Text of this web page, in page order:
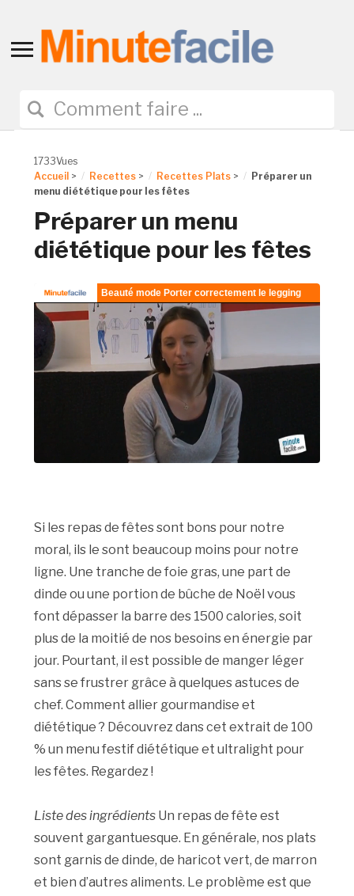
Toggle
navigation
1733Vues
Accueil > Recettes > Recettes Plats >
Préparer un
menu diététique pour les fêtes
Préparer un menu
diététique pour les fêtes
Si les repas de fêtes sont bons pour notre
moral, ils le sont beaucoup moins pour notre
ligne. Une tranche de foie gras, une part de
dinde ou une portion de bûche de Noël vous
font dépasser la barre des 1500 calories, soit
plus de la moitié de nos besoins en énergie par
jour. Pourtant, il est possible de manger léger
sans se frustrer grâce à quelques astuces de
chef. Comment allier gourmandise et
diététique ? Découvrez dans cet extrait de 100
% un menu festif diététique et ultralight pour
les fêtes. Regardez !
Liste des ingrédients Un repas de fête est
souvent gargantuesque. En générale, nos plats
sont garnis de dinde, de haricot vert, de marron
et bien d’autres aliments. Le problème est que